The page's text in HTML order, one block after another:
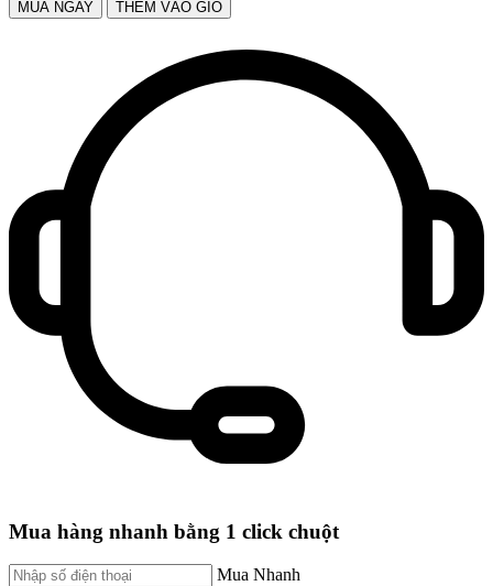
MUA NGAY THÊM VÀO GIỎ
Mua hàng nhanh bằng 1 click chuột
Mua Nhanh